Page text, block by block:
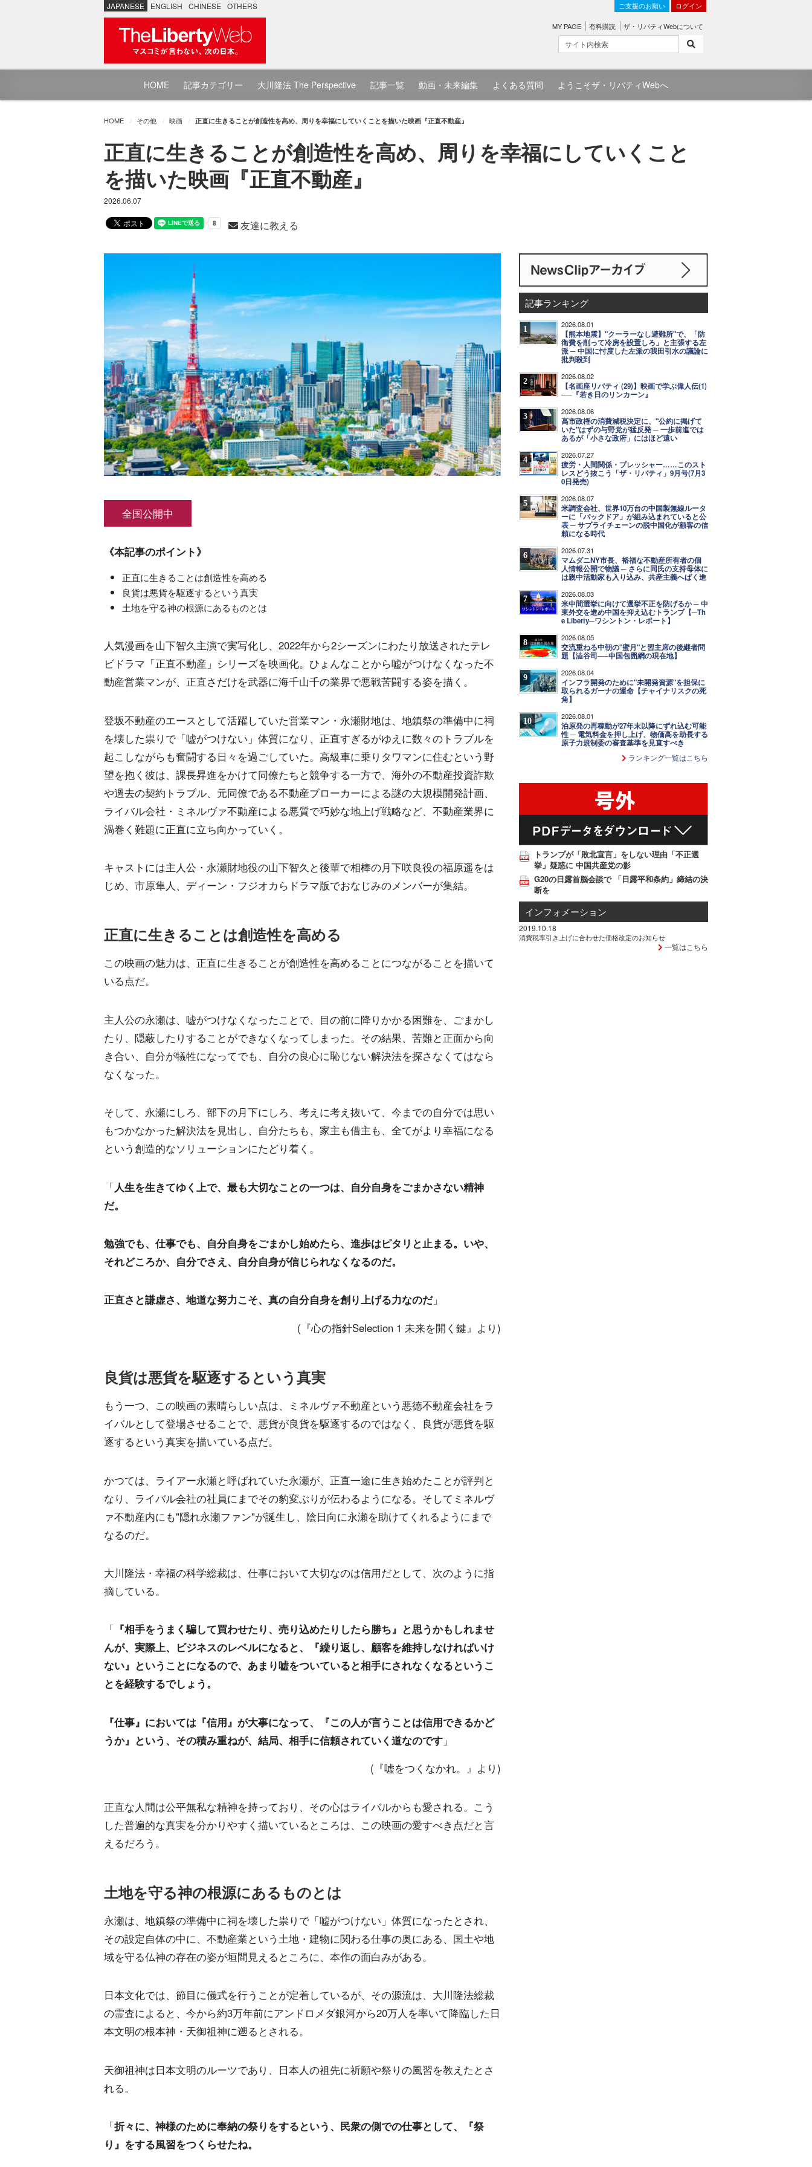
JAPANESE ENGLISH CHINESE OTHERS ご支援のお願い ログイン
MY PAGE 有料購読 ザ・リバティWebについて
HOME 記事カテゴリー 大川隆法 The Perspective 記事一覧 動画・未来編集 よくある質問 ようこそザ・リバティWebへ
HOME その他 映画 正直に生きることが創造性を高め、周りを幸福にしていくことを描いた映画『正直不動産』
正直に生きることが創造性を高め、周りを幸福にしていくこと
を描いた映画『正直不動産』
2026.06.07
友達に教える
全国公開中
《本記事のポイント》
正直に生きることは創造性を高める
良貨は悪貨を駆逐するという真実
土地を守る神の根源にあるものとは
人気漫画を山下智久主演で実写化し、2022年から2シーズンにわたり放送されたテレ
ビドラマ「正直不動産」シリーズを映画化。ひょんなことから嘘がつけなくなった不
動産営業マンが、正直さだけを武器に海千山千の業界で悪戦苦闘する姿を描く。
登坂不動産のエースとして活躍していた営業マン・永瀬財地は、地鎮祭の準備中に祠
を壊した祟りで「嘘がつけない」体質になり、正直すぎるがゆえに数々のトラブルを
起こしながらも奮闘する日々を過ごしていた。高級車に乗りタワマンに住むという野
望を抱く彼は、課長昇進をかけて同僚たちと競争する一方で、海外の不動産投資詐欺
や過去の契約トラブル、元同僚である不動産ブローカーによる謎の大規模開発計画、
ライバル会社・ミネルヴァ不動産による悪質で巧妙な地上げ戦略など、不動産業界に
渦巻く難題に正直に立ち向かっていく。
キャストには主人公・永瀬財地役の山下智久と後輩で相棒の月下咲良役の福原遥をは
じめ、市原隼人、ディーン・フジオカらドラマ版でおなじみのメンバーが集結。
正直に生きることは創造性を高める
この映画の魅力は、正直に生きることが創造性を高めることにつながることを描いて
いる点だ。
主人公の永瀬は、嘘がつけなくなったことで、目の前に降りかかる困難を、ごまかし
たり、隠蔽したりすることができなくなってしまった。その結果、苦難と正面から向
き合い、自分が犠牲になってでも、自分の良心に恥じない解決法を探さなくてはなら
なくなった。
そして、永瀬にしろ、部下の月下にしろ、考えに考え抜いて、今までの自分では思い
もつかなかった解決法を見出し、自分たちも、家主も借主も、全てがより幸福になる
という創造的なソリューションにたどり着く。
「人生を生きてゆく上で、最も大切なことの一つは、自分自身をごまかさない精神
だ。
勉強でも、仕事でも、自分自身をごまかし始めたら、進歩はピタリと止まる。いや、
それどころか、自分でさえ、自分自身が信じられなくなるのだ。
正直さと謙虚さ、地道な努力こそ、真の自分自身を創り上げる力なのだ」
(『心の指針Selection 1 未来を開く鍵』より)
良貨は悪貨を駆逐するという真実
もう一つ、この映画の素晴らしい点は、ミネルヴァ不動産という悪徳不動産会社をラ
イバルとして登場させることで、悪貨が良貨を駆逐するのではなく、良貨が悪貨を駆
逐するという真実を描いている点だ。
かつては、ライアー永瀬と呼ばれていた永瀬が、正直一途に生き始めたことが評判と
なり、ライバル会社の社員にまでその豹変ぶりが伝わるようになる。そしてミネルヴ
ァ不動産内にも"隠れ永瀬ファン"が誕生し、陰日向に永瀬を助けてくれるようにまで
なるのだ。
大川隆法・幸福の科学総裁は、仕事において大切なのは信用だとして、次のように指
摘している。
「 『相手をうまく騙して買わせたり、売り込めたりしたら勝ち』と思うかもしれませ
んが、実際上、ビジネスのレベルになると、『繰り返し、顧客を維持しなければいけ
ない』ということになるので、あまり嘘をついていると相手にされなくなるというこ
とを経験するでしょう。
『仕事』においては『信用』が大事になって、『この人が言うことは信用できるかど
うか』という、その積み重ねが、結局、相手に信頼されていく道なのです 」
(『嘘をつくなかれ。』より)
正直な人間は公平無私な精神を持っており、その心はライバルからも愛される。こう
した普遍的な真実を分かりやすく描いているところは、この映画の愛すべき点だと言
えるだろう。
土地を守る神の根源にあるものとは
永瀬は、地鎮祭の準備中に祠を壊した祟りで「嘘がつけない」体質になったとされ、
その設定自体の中に、不動産業という土地・建物に関わる仕事の奥にある、国土や地
域を守る仏神の存在の姿が垣間見えるところに、本作の面白みがある。
日本文化では、節目に儀式を行うことが定着しているが、その源流は、大川隆法総裁
の霊査によると、今から約3万年前にアンドロメダ銀河から20万人を率いて降臨した日
本文明の根本神・天御祖神に遡るとされる。
天御祖神は日本文明のルーツであり、日本人の祖先に祈願や祭りの風習を教えたとさ
れる。
「折々に、神様のために奉納の祭りをするという、民衆の側での仕事として、『祭
り』をする風習をつくらせたね。
記事ランキング
1 2026.08.01
【熊本地震】"クーラーなし避難所"で、「防
衛費を削って冷房を設置しろ」と主張する左
派 ─ 中国に忖度した左派の我田引水の議論に
批判殺到
2 2026.08.02
【名画座リバティ (29)】映画で学ぶ偉人伝(1)
──『若き日のリンカーン』
3 2026.08.06
高市政権の消費減税決定に、"公約に掲げて
いた"はずの与野党が猛反発 ─ 一歩前進では
あるが「小さな政府」にはほど遠い
4 2026.07.27
疲労・人間関係・プレッシャー……このスト
レスどう抜こう「ザ・リバティ」9月号(7月3
0日発売)
5 2026.08.07
米調査会社、世界10万台の中国製無線ルータ
ーに「バックドア」が組み込まれていると公
表 ─ サプライチェーンの脱中国化が顧客の信
頼になる時代
6 2026.07.31
マムダニNY市長、裕福な不動産所有者の個
人情報公開で物議 ─ さらに同氏の支持母体に
は親中活動家も入り込み、共産主義へばく進
7 2026.08.03
米中間選挙に向けて選挙不正を防げるか ─ 中
東外交を進め中国を抑え込むトランプ【─Th
e Liberty─ワシントン・レポート】
8 2026.08.05
交流重ねる中朝の"蜜月"と習主席の後継者問
題【澁谷司──中国包囲網の現在地】
9 2026.08.04
インフラ開発のために"未開発資源"を担保に
取られるガーナの運命【チャイナリスクの死
角】
10 2026.08.01
泊原発の再稼動が27年末以降にずれ込む可能
性 ─ 電気料金を押し上げ、物価高を助長する
原子力規制委の審査基準を見直すべき
ランキング一覧はこちら
トランプが「敗北宣言」をしない理由「不正選
挙」疑惑に 中国共産党の影
G20の日露首脳会談で 「日露平和条約」締結の決
断を
インフォメーション
2019.10.18
消費税率引き上げに合わせた価格改定のお知らせ
一覧はこちら